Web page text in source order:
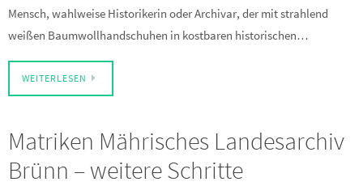
Mensch, wahlweise Historikerin oder Archivar, der mit strahlend
weißen Baumwollhandschuhen in kostbaren historischen…
WEITERLESEN
Matriken Mährisches Landesarchiv
Brünn – weitere Schritte